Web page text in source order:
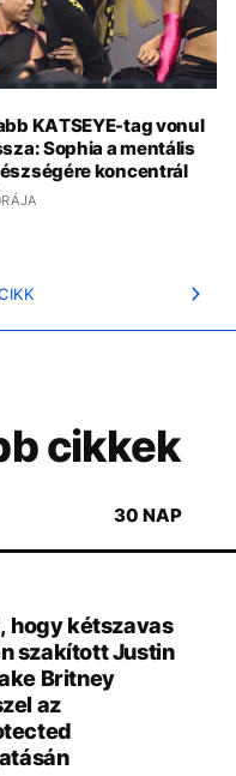
KATSEYE-tag vonul
Sophia a mentális
koncentrál
cikkek
30 NAP
hogy kétszavas
szakított Justin
Britney
az